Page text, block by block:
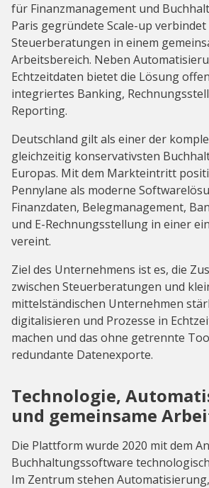
für Finanzmanagement und
Paris gegründete Scale-up verbindet
Steuerberatungen in einem
Arbeitsbereich. Neben
Echtzeitdaten bietet die Lösung
integriertes Banking,
Reporting.
Deutschland gilt als einer der
gleichzeitig konservativsten
Europas. Mit dem Markteintritt
Pennylane als moderne
Finanzdaten, Belegmanagement,
und E-Rechnungsstellung in einer
vereint.
Ziel des Unternehmens ist es, die
zwischen Steuerberatungen und
mittelständischen Unternehmen
digitalisieren und Prozesse in
machen und das ohne getrennte
redundante Datenexporte.
Technologie,
und gemeinsame
Die Plattform wurde 2020 mit dem
Buchhaltungssoftware
Im Zentrum stehen